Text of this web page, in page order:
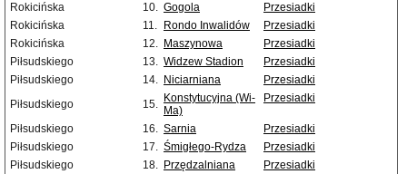
Rokicińska
10. Gogola
Przesiadki
Rokicińska
11. Rondo Inwalidów
Przesiadki
Rokicińska
12. Maszynowa
Przesiadki
Piłsudskiego
13. Widzew Stadion
Przesiadki
Piłsudskiego
14. Niciarniana
Przesiadki
Piłsudskiego
15. Konstytucyjna (Wi-
Ma)
Przesiadki
Piłsudskiego 16. Sarnia
Przesiadki
Piłsudskiego
17. Śmigłego-Rydza
Przesiadki
Piłsudskiego
18. Przędzalniana Przesiadki